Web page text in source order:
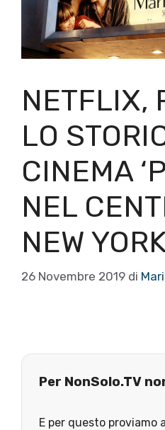
NETFLIX,
LO
CINEMA
NEL
NEW
26 Novembre 2019 di
Per NonSolo.TV
E per questo proviamo